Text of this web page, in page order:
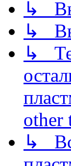
↳
↳
↳
other
↳